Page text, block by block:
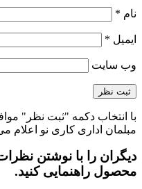
نام *
ایمیل *
وب‌ سایت
با انتخاب دکمه "ثبت نظر"
مبلمان اداری کاری نو اعلام
دیگران را با نوشتن
محصول راهنمایی کنید.